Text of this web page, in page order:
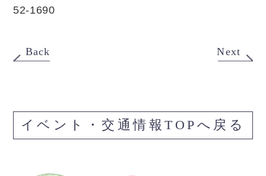
52-1690
Back Next
イベント・交通情報TOPへ戻る